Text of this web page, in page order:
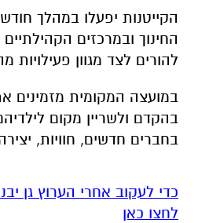
הקייטנות יפעלו במהלך
החינוך ובמרכזים הקהילתיים
להורים לצד מגוון פעילויות
במועצה המקומית מזמינים
בהקדם ולשריין מקום
בחברים חדשים, חוויות,
לחצו כאן